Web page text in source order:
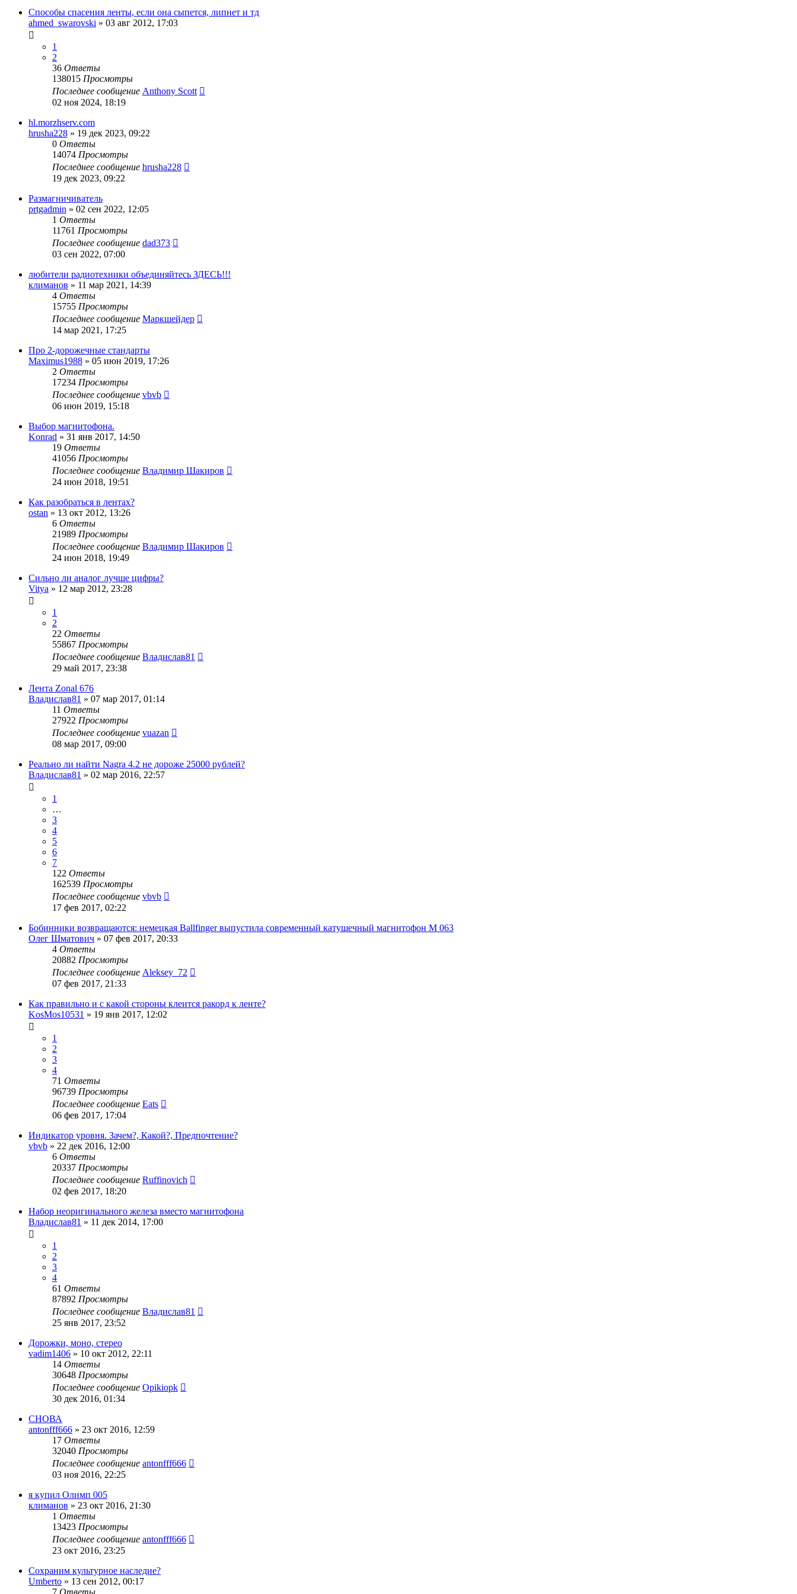
Способы спасения ленты, если она сыпется, липнет и тд
ahmed_swarovski » 03 авг 2012, 17:03
1
2
36 Ответы
138015 Просмотры
Последнее сообщение Anthony Scott
02 ноя 2024, 18:19
hl.morzhserv.com
hrusha228 » 19 дек 2023, 09:22
0 Ответы
14074 Просмотры
Последнее сообщение hrusha228
19 дек 2023, 09:22
Размагничиватель
prtgadmin » 02 сен 2022, 12:05
1 Ответы
11761 Просмотры
Последнее сообщение dad373
03 сен 2022, 07:00
любители радиотехники объединяйтесь ЗДЕСЬ!!!
климанов » 11 мар 2021, 14:39
4 Ответы
15755 Просмотры
Последнее сообщение Маркшейдер
14 мар 2021, 17:25
Про 2-дорожечные стандарты
Maximus1988 » 05 июн 2019, 17:26
2 Ответы
17234 Просмотры
Последнее сообщение vbvb
06 июн 2019, 15:18
Выбор магнитофона.
Konrad » 31 янв 2017, 14:50
19 Ответы
41056 Просмотры
Последнее сообщение Владимир Шакиров
24 июн 2018, 19:51
Как разобраться в лентах?
ostan » 13 окт 2012, 13:26
6 Ответы
21989 Просмотры
Последнее сообщение Владимир Шакиров
24 июн 2018, 19:49
Сильно ли аналог лучше цифры?
Vitya » 12 мар 2012, 23:28
1
2
22 Ответы
55867 Просмотры
Последнее сообщение Владислав81
29 май 2017, 23:38
Лента Zonal 676
Владислав81 » 07 мар 2017, 01:14
11 Ответы
27922 Просмотры
Последнее сообщение vuazan
08 мар 2017, 09:00
Реально ли найти Nagra 4.2 не дороже 25000 рублей?
Владислав81 » 02 мар 2016, 22:57
1
…
3
4
5
6
7
122 Ответы
162539 Просмотры
Последнее сообщение vbvb
17 фев 2017, 02:22
Бобинники возвращаются: немецкая Ballfinger выпустила современный катушечный магнитофон M 063
Олег Шматович » 07 фев 2017, 20:33
4 Ответы
20882 Просмотры
Последнее сообщение Aleksey_72
07 фев 2017, 21:33
Как правильно и с какой стороны клеится ракорд к ленте?
KosMos10531 » 19 янв 2017, 12:02
1
2
3
4
71 Ответы
96739 Просмотры
Последнее сообщение Eats
06 фев 2017, 17:04
Индикатор уровня. Зачем?, Какой?, Предпочтение?
vbvb » 22 дек 2016, 12:00
6 Ответы
20337 Просмотры
Последнее сообщение Ruffinovich
02 фев 2017, 18:20
Набор неоригинального железа вместо магнитофона
Владислав81 » 11 дек 2014, 17:00
1
2
3
4
61 Ответы
87892 Просмотры
Последнее сообщение Владислав81
25 янв 2017, 23:52
Дорожки, моно, стерео
vadim1406 » 10 окт 2012, 22:11
14 Ответы
30648 Просмотры
Последнее сообщение Opikiopk
30 дек 2016, 01:34
СНОВА
antonfff666 » 23 окт 2016, 12:59
17 Ответы
32040 Просмотры
Последнее сообщение antonfff666
03 ноя 2016, 22:25
я купил Олимп 005
климанов » 23 окт 2016, 21:30
1 Ответы
13423 Просмотры
Последнее сообщение antonfff666
23 окт 2016, 23:25
Сохраним культурное наследие?
Umberto » 13 сен 2012, 00:17
7 Ответы